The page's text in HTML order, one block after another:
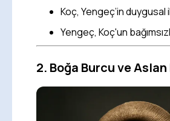
Koç, Yengeç’in duygusal
Yengeç, Koç'un
2. Boğa Burcu ve